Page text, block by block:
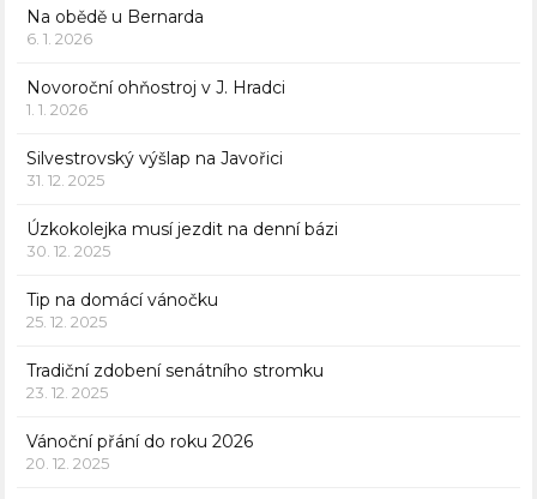
Na obědě u Bernarda
6. 1. 2026
Novoroční ohňostroj v J. Hradci
1. 1. 2026
Silvestrovský výšlap na Javořici
31. 12. 2025
Úzkokolejka musí jezdit na denní bázi
30. 12. 2025
Tip na domácí vánočku
25. 12. 2025
Tradiční zdobení senátního stromku
23. 12. 2025
Vánoční přání do roku 2026
20. 12. 2025